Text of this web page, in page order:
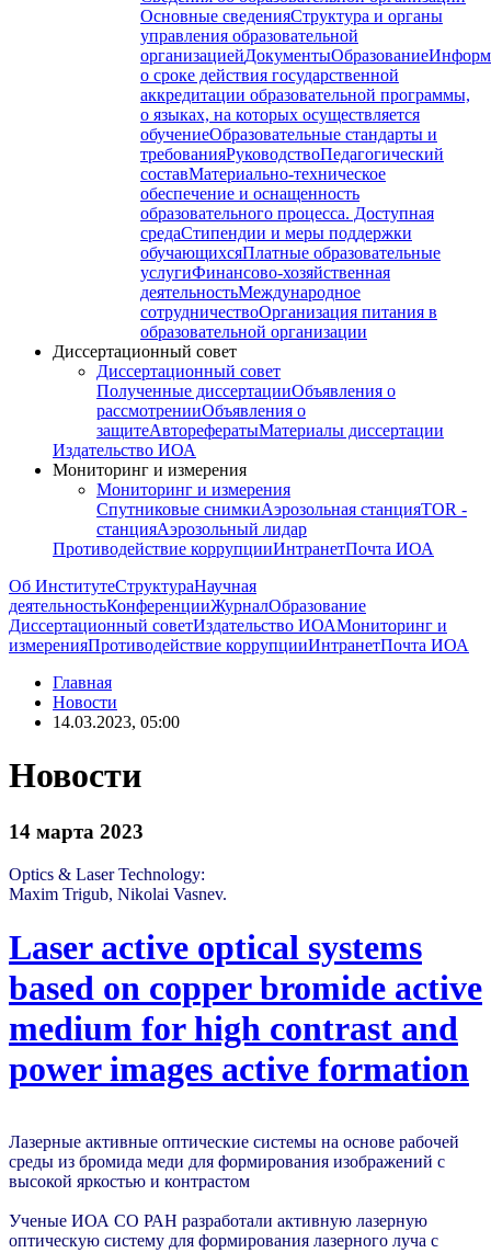
Основные сведенияСтруктура и органы
управления образовательной
организациейДокументыОбразование
о сроке действия государственной
аккредитации образовательной программы,
о языках, на которых осуществляется
обучениеОбразовательные стандарты и
требованияРуководствоПедагогический
составМатериально-техническое
обеспечение и оснащенность
образовательного процесса. Доступная
средаСтипендии и меры поддержки
обучающихсяПлатные образовательные
услугиФинансово-хозяйственная
деятельностьМеждународное
сотрудничествоОрганизация питания в
образовательной организации
Диссертационный совет
Диссертационный совет
Полученные диссертацииОбъявления о
рассмотренииОбъявления о
защитеАвторефератыМатериалы диссертации
Издательство ИОА
Мониторинг и измерения
Мониторинг и измерения
Спутниковые снимкиАэрозольная станцияTOR -
станцияАэрозольный лидар
Противодействие коррупцииИнтранетПочта ИОА
Об ИнститутеСтруктураНаучная
деятельностьКонференцииЖурналОбразование
Диссертационный советИздательство ИОАМониторинг и
измеренияПротиводействие коррупцииИнтранетПочта ИОА
Главная
Новости
14.03.2023, 05:00
Новости
14 марта 2023
Optics & Laser Technology:
Maxim Trigub, Nikolai Vasnev.
Laser active optical systems
based on copper bromide active
medium for high contrast and
power images active formation
Лазерные активные оптические системы на основе рабочей
среды из бромида меди для формирования изображений с
высокой яркостью и контрастом
Ученые ИОА СО РАН разработали активную лазерную
оптическую систему для формирования лазерного луча с